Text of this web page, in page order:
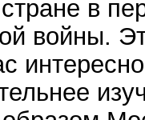
в
войны.
интересно